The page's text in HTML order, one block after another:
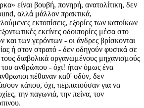
είναι βουβή, πονηρή, ανατολίτικη, δεν
αλλά μάλλον πρακτικά,
εκτοπίσεις, εξορίες των κατοίκων
εκείνες οδοιπορίες μέσα στο
και των γερόντων - οι άνδρες βρίσκονται
ή στον στρατό - δεν οδηγούν φυσικά σε
διαβολικά οργανωμένους μηχανισμούς
του ανθρώπου - όχι! ήταν όμως ένα
πέθαναν καθ' οδόν, δεν
κάπου, όχι, περπατούσαν για να
την παγωνιά, την πείνα, τον